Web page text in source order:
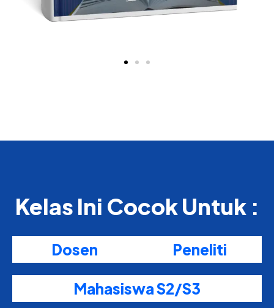
Kelas Ini Cocok Untuk :
Dosen Peneliti
Mahasiswa S2/S3